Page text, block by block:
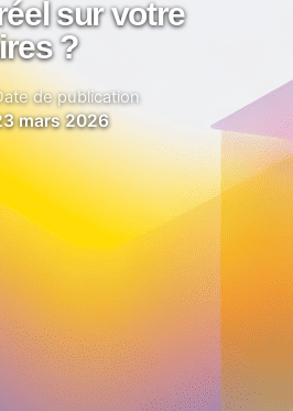
sur votre
?
de publication
mars 2026